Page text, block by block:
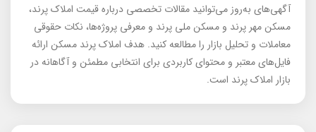
آگهی‌های به‌روز می‌توانید مقالات تخصصی درباره قیمت املاک پرند،
مسکن مهر پرند و مسکن ملی پرند و معرفی پروژه‌ها، نکات حقوقی
معاملات و تحلیل بازار را مطالعه کنید. هدف املاک پرند مسکن ارائه
فایل‌های معتبر و محتوای کاربردی برای انتخابی مطمئن و آگاهانه در
بازار املاک پرند است.